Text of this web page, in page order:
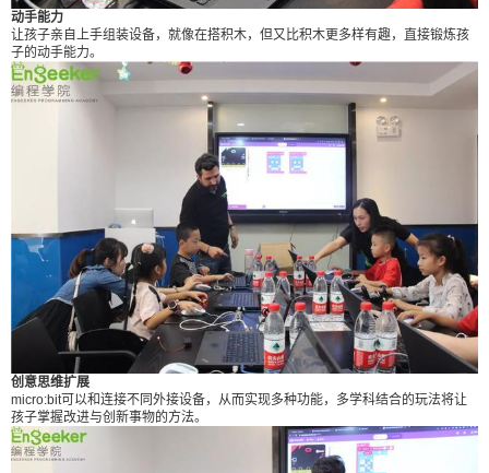
动手能力
让孩子亲自上手组装设备，就像在搭积木，但又比积木更多样有趣，直接锻炼孩
子的动手能力。
创意思维扩展
micro:bit可以和连接不同外接设备，从而实现多种功能，多学科结合的玩法将让
孩子掌握改进与创新事物的方法。